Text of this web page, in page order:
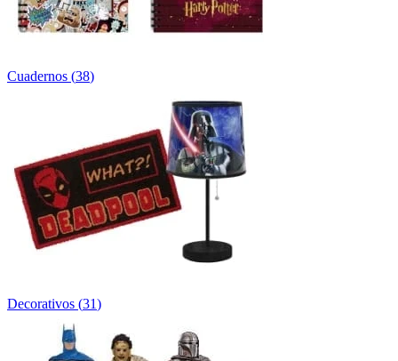
Cuadernos (38)
Decorativos (31)